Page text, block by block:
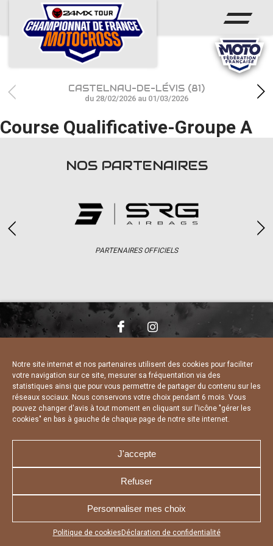
Notre site internet et nos partenaires utilisent des cookies pour faciliter
votre navigation sur ce site, mesurer sa fréquentation via des
statistiques ainsi que pour vous permettre de partager du contenu sur les
réseaux sociaux. Nous conservons votre choix pendant 6 mois. Vous
pouvez changer d'avis à tout moment en cliquant sur l'icône "gérer les
cookies" en bas à gauche de chaque page de notre site internet.
J'accepte
Refuser
Personnaliser mes choix
Politique de cookies Déclaration de confidentialité
Appuyez sur le bouton partager en bas de votre
ACCUEIL
ACTUS
CALENDRIER
RÉSULTATS
PHOTOS / WEB TV
CASTELNAU-DE-LÉVIS (81)
du 28/02/2026 au 01/03/2026
Course Qualificative-Groupe A
NOS PARTENAIRES
PARTENAIRES OFFICIELS
CHARTE DE CONFIDENTIALITÉ
DÉCLARATION DE CONFIDENTIALITÉ
POLITIQUE D’UTILISATION DES COOKIES
RÉALISÉ PAR L’AGENCE WEB A3 WEB